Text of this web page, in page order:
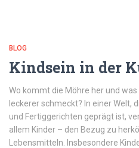
BLOG
Kindsein in der
Wo kommt die Möhre her und
leckerer schmeckt? In einer Welt,
und Fertiggerichten geprägt ist,
allem Kinder – den Bezug zu
Lebensmitteln. Insbesondere